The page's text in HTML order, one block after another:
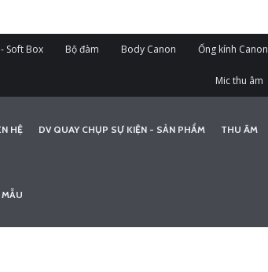
Soft Box Bộ đàm Body Canon Ống kính Canon
Mic thu âm
HỆ DV QUAY CHỤP SỰ KIỆN - SẢN PHẨM THU ÂM